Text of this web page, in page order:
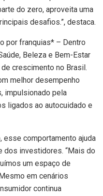
do zero, aproveita uma
desafios.”, destaca.
por franquias* – Dentro
Beleza e Bem-Estar
crescimento no Brasil.
melhor desempenho
impulsionado pela
ligados ao autocuidado e
esse comportamento ajuda
dos investidores. “Mais do
um espaço de
em cenários
continua